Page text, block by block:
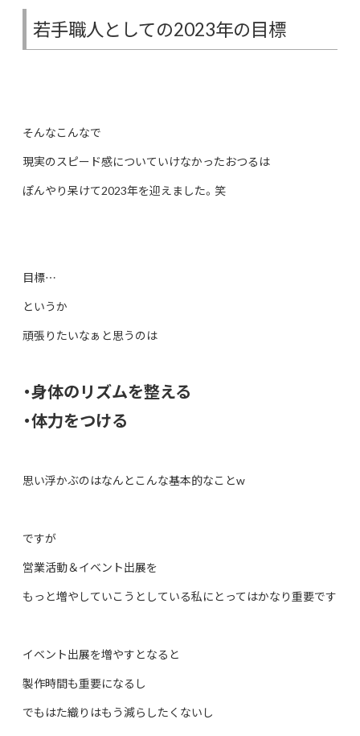
若手職人としての2023年の目標
そんなこんなで
現実のスピード感についていけなかったおつるは
ぽんやり呆けて2023年を迎えました。笑
目標…
というか
頑張りたいなぁと思うのは
・身体のリズムを整える
・体力をつける
思い浮かぶのはなんとこんな基本的なことw
ですが
営業活動＆イベント出展を
もっと増やしていこうとしている私にとってはかなり重要です
イベント出展を増やすとなると
製作時間も重要になるし
でもはた織りはもう減らしたくないし